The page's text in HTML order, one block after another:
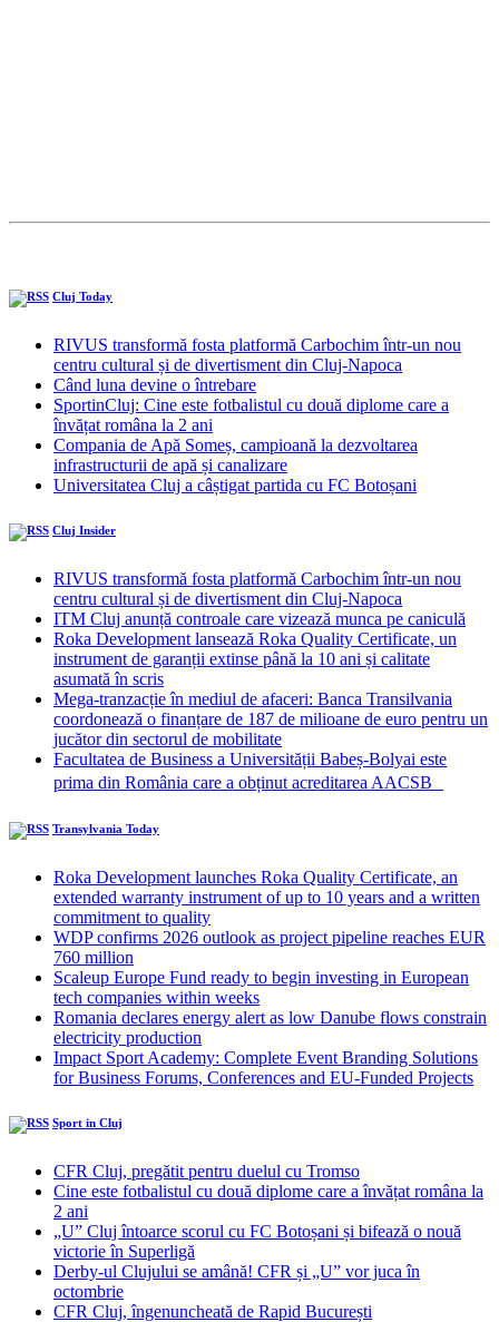
Cluj Today
RIVUS transformă fosta platformă Carbochim într-un nou
centru cultural și de divertisment din Cluj-Napoca
Când luna devine o întrebare
SportinCluj: Cine este fotbalistul cu două diplome care a
învățat româna la 2 ani
Compania de Apă Someș, campioană la dezvoltarea
infrastructurii de apă și canalizare
Universitatea Cluj a câștigat partida cu FC Botoșani
Cluj Insider
RIVUS transformă fosta platformă Carbochim într-un nou
centru cultural și de divertisment din Cluj-Napoca
ITM Cluj anunță controale care vizează munca pe caniculă
Roka Development lansează Roka Quality Certificate, un
instrument de garanții extinse până la 10 ani și calitate
asumată în scris
Mega-tranzacție în mediul de afaceri: Banca Transilvania
coordonează o finanțare de 187 de milioane de euro pentru un
jucător din sectorul de mobilitate
Facultatea de Business a Universității Babeș-Bolyai este
prima din România care a obținut acreditarea AACSB
Transylvania Today
Roka Development launches Roka Quality Certificate, an
extended warranty instrument of up to 10 years and a written
commitment to quality
WDP confirms 2026 outlook as project pipeline reaches EUR
760 million
Scaleup Europe Fund ready to begin investing in European
tech companies within weeks
Romania declares energy alert as low Danube flows constrain
electricity production
Impact Sport Academy: Complete Event Branding Solutions
for Business Forums, Conferences and EU-Funded Projects
Sport in Cluj
CFR Cluj, pregătit pentru duelul cu Tromso
Cine este fotbalistul cu două diplome care a învățat româna la
2 ani
„U” Cluj întoarce scorul cu FC Botoșani și bifează o nouă
victorie în Superligă
Derby-ul Clujului se amână! CFR și „U” vor juca în
octombrie
CFR Cluj, îngenuncheată de Rapid București